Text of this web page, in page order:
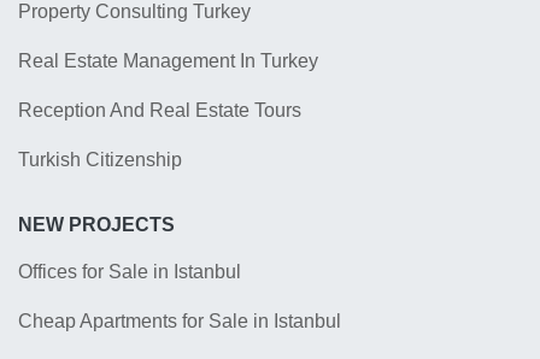
Property Consulting Turkey
Real Estate Management In Turkey
Reception And Real Estate Tours
Turkish Citizenship
NEW PROJECTS
Offices for Sale in Istanbul
Cheap Apartments for Sale in Istanbul